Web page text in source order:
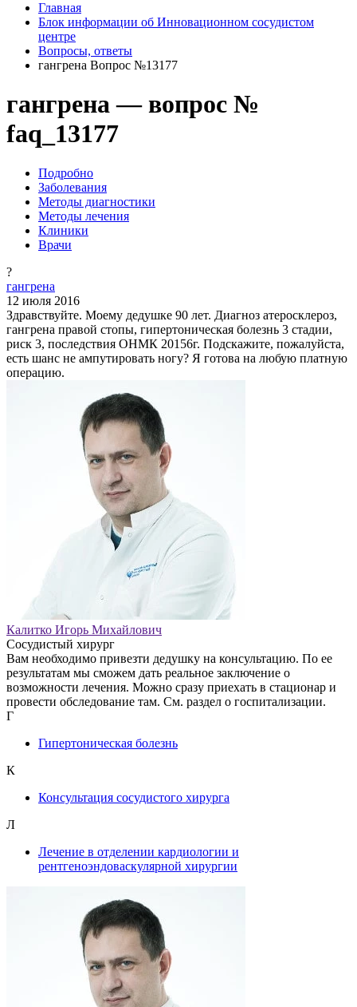
Главная
Блок информации об Инновационном сосудистом
центре
Вопросы, ответы
гангрена Вопрос №13177
гангрена — вопрос №
faq_13177
Подробно
Заболевания
Методы диагностики
Методы лечения
Клиники
Врачи
?
гангрена
12 июля 2016
Здравствуйте. Моему дедушке 90 лет. Диагноз атеросклероз,
гангрена правой стопы, гипертоническая болезнь 3 стадии,
риск 3, последствия ОНМК 20156г. Подскажите, пожалуйста,
есть шанс не ампутировать ногу? Я готова на любую платную
операцию.
Калитко Игорь Михайлович
Сосудистый хирург
Вам необходимо привезти дедушку на консультацию. По ее
результатам мы сможем дать реальное заключение о
возможности лечения. Можно сразу приехать в стационар и
провести обследование там. См. раздел о госпитализации.
Г
Гипертоническая болезнь
К
Консультация сосудистого хирурга
Л
Лечение в отделении кардиологии и
рентгеноэндоваскулярной хирургии